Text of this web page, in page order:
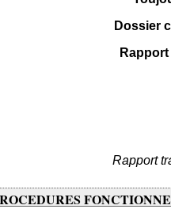
Dossier
Rapport